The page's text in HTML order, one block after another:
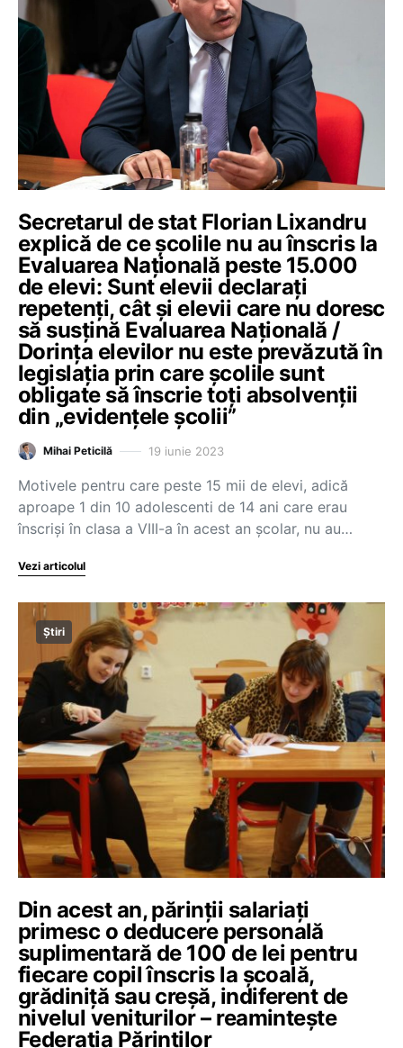
Secretarul de stat Florian Lixandru
explică de ce școlile nu au înscris la
Evaluarea Națională peste 15.000
de elevi: Sunt elevii declarați
repetenți, cât și elevii care nu doresc
să susțină Evaluarea Națională /
Dorința elevilor nu este prevăzută în
legislația prin care școlile sunt
obligate să înscrie toți absolvenții
din „evidențele școlii”
Mihai Peticilă 19 iunie 2023
Motivele pentru care peste 15 mii de elevi, adică
aproape 1 din 10 adolescenti de 14 ani care erau
înscriși în clasa a VIII-a în acest an școlar, nu au…
Vezi articolul
Știri
Din acest an, părinții salariați
primesc o deducere personală
suplimentară de 100 de lei pentru
fiecare copil înscris la școală,
grădiniță sau creșă, indiferent de
nivelul veniturilor – reamintește
Federația Părinților